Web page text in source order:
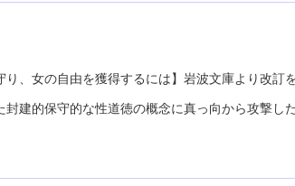
り、女の自由を獲得するには】岩波文庫より改
封建的保守的な性道徳の概念に真っ向から攻撃し